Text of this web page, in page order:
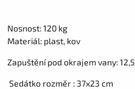
Nosnost: 120 kg
Materiál: plast, kov
Zapuštění pod okrajem vany:
Sedátko rozměr : 37x23 cm